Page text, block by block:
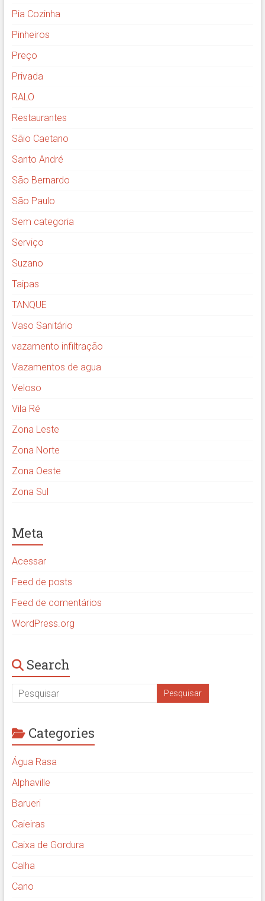
Pia Cozinha
Pinheiros
Preço
Privada
RALO
Restaurantes
Sãio Caetano
Santo André
São Bernardo
São Paulo
Sem categoria
Serviço
Suzano
Taipas
TANQUE
Vaso Sanitário
vazamento infiltração
Vazamentos de agua
Veloso
Vila Ré
Zona Leste
Zona Norte
Zona Oeste
Zona Sul
Meta
Acessar
Feed de posts
Feed de comentários
WordPress.org
Search
Categories
Água Rasa
Alphaville
Barueri
Caieiras
Caixa de Gordura
Calha
Cano